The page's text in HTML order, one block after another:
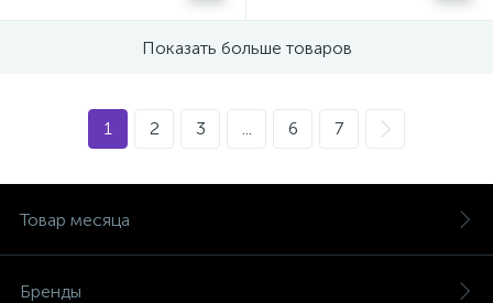
Показать больше товаров
1 2 3 ... 6 7
Товар месяца
Бренды